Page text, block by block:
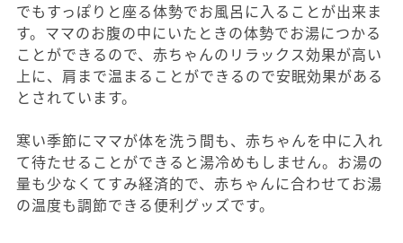
でもすっぽりと座る体勢でお風呂に入ることが出来ま
す。ママのお腹の中にいたときの体勢でお湯につかる
ことができるので、赤ちゃんのリラックス効果が高い
上に、肩まで温まることができるので安眠効果がある
とされています。
寒い季節にママが体を洗う間も、赤ちゃんを中に入れ
て待たせることができると湯冷めもしません。お湯の
量も少なくてすみ経済的で、赤ちゃんに合わせてお湯
の温度も調節できる便利グッズです。